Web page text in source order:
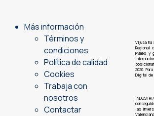
Más información
Términos y
condiciones
Política de calidad
Cookies
Trabaja con
nosotros
Contactar
Vijusa ha
Regional
Pymes y
2020.
Digital de
las